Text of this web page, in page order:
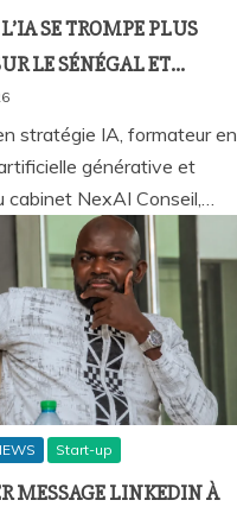
SE TROMPE PLUS
LE SÉNÉGAL ET
LA MAIN ?
stratégie IA, formateur en
générative et
cabinet NexAI Conseil,…
Start-up
MESSAGE LINKEDIN À